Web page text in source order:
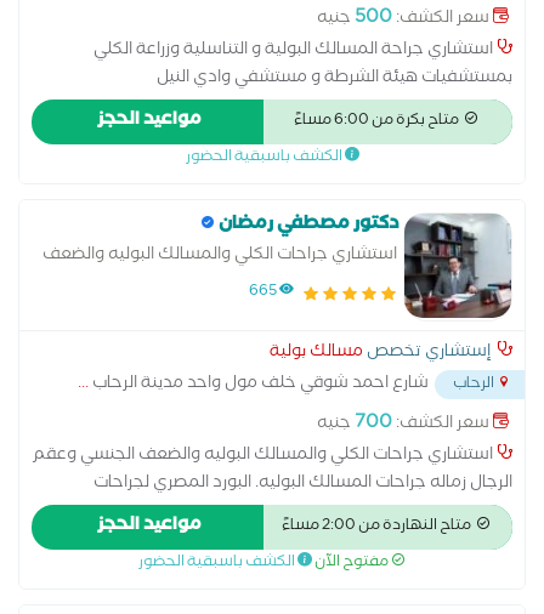
سعر الكشف:500 جنيه
استشاري جراحة المسالك البولية و التناسلية وزراعة الكلي
بمستشفيات هيئة الشرطة و مستشفي وادي النيل
متاح بكرة من 6:00 مساءً مواعيد الحجز
الكشف باسبقية الحضور
دكتور مصطفي رمضان
استشاري جراحات الكلي والمسالك البوليه والضعف
الجنسي وعقم الرجال
665
إستشاري تخصص مسالك بولية
الرحاب شارع احمد شوقي خلف مول واحد مدينة الرحاب...
سعر الكشف:700 جنيه
استشاري جراحات الكلي والمسالك البوليه والضعف الجنسي وعقم
الرجال زماله جراحات المسالك البوليه. البورد المصري لجراحات
المسالك البوليه. ماجستير جراحه المسالك البوليه. جامعه عسن
شمس.متاح النهاردة من 2:00 مساءً مواعيد الحجز
مفتوح الآن الكشف باسبقية الحضور